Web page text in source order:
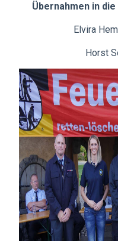
Übernahmen in
Elvira
Horst